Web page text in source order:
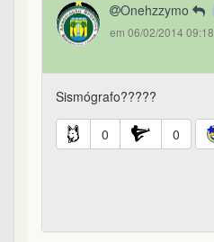
Onehzzymo
em 06/02/2014 09:18
Sismógrafo?????
0 0